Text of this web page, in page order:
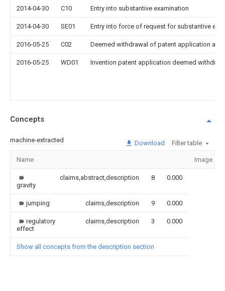
2014-04-30 C10 Entry into substantive examination
2014-04-30 SE01 Entry into force of request for substantive
2016-05-25 C02 Deemed withdrawal of patent application
2016-05-25 WD01 Invention patent application deemed
Concepts
machine-extracted Download Filter table
Name Image
gravity
claims,abstract,description 8 0.000
jumping claims,description 9 0.000
regulatory
effect
claims,description 3 0.000
Show all concepts from the description section